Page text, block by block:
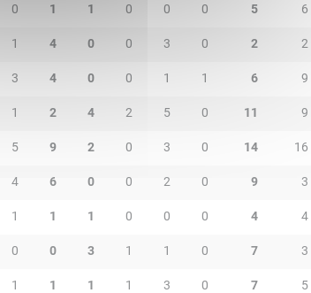
0 1 1 0 0 0 5 6
1 4 0 0 3 0 2 2
3 4 0 0 1 1 6 9
1 2 4 2 5 0 11 9
5 9 2 0 3 0 14 16
4 6 0 0 2 0 9 3
1 1 1 0 0 0 4 4
0 0 3 1 1 0 7 3
1 1 1 1 3 0 7 5